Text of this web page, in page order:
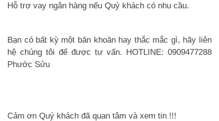
Hỗ trợ vay ngân hàng nếu Quý khách có nhu cầu.
Bạn có bất kỳ một băn khoăn hay thắc mắc gì, hãy liên
hệ chúng tôi để được tư vấn. HOTLINE: 0909477288
Phước Sửu
Cảm ơn Quý khách đã quan tâm và xem tin !!!